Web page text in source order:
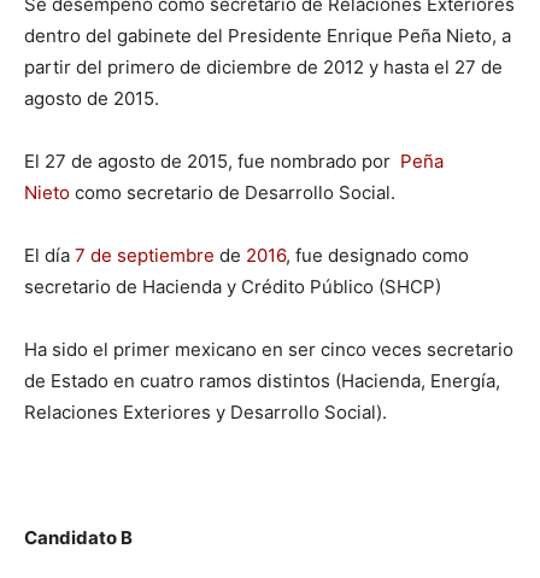
dentro del gabinete del Presidente Enrique Peña Nieto, a
partir del primero de diciembre de 2012 y hasta el 27 de
agosto de 2015.
El 27 de agosto de 2015, fue nombrado por Peña
Nieto como secretario de Desarrollo Social.
El día 7 de septiembre de 2016, fue designado como
secretario de Hacienda y Crédito Público (SHCP)
Ha sido el primer mexicano en ser cinco veces secretario
de Estado en cuatro ramos distintos (Hacienda, Energía,
Relaciones Exteriores y Desarrollo Social).
Candidato B